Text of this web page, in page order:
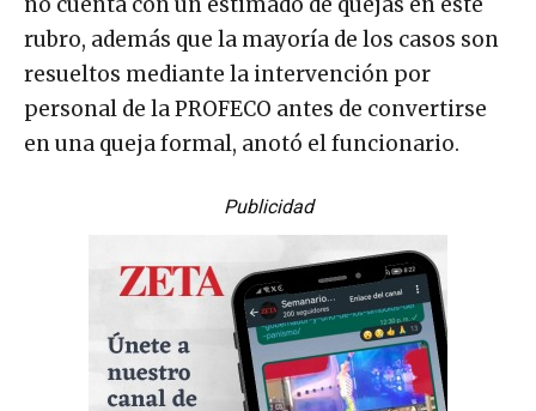
no cuenta con un estimado de quejas en este
rubro, además que la mayoría de los casos son
resueltos mediante la intervención por
personal de la PROFECO antes de convertirse
en una queja formal, anotó el funcionario.
Publicidad